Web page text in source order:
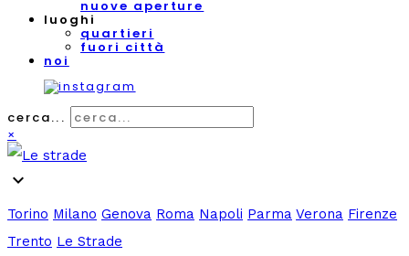
nuove aperture
luoghi
quartieri
fuori città
noi
cerca...
×
expand_more
Torino Milano Genova Roma Napoli Parma Verona Firenze
Trento Le Strade